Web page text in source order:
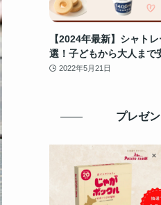
【2024年最新】シャト
選！子どもから大人ま
2022年5月21日
プレゼ